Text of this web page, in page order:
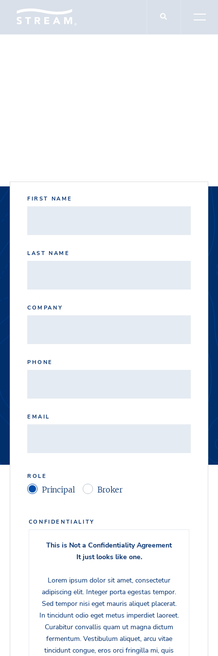
FIRST NAME
LAST NAME
COMPANY
PHONE
EMAIL
ROLE
Principal Broker
CONFIDENTIALITY
This is Not a Confidentiality Agreement
It just looks like one.
Lorem ipsum dolor sit amet, consectetur
adipiscing elit. Integer porta egestas tempor.
Sed tempor nisi eget mauris aliquet placerat.
In tincidunt odio eget metus imperdiet laoreet.
Curabitur convallis quam ut magna dictum
fermentum. Vestibulum aliquet, arcu vitae
tincidunt congue, eros orci fringilla mi, quis